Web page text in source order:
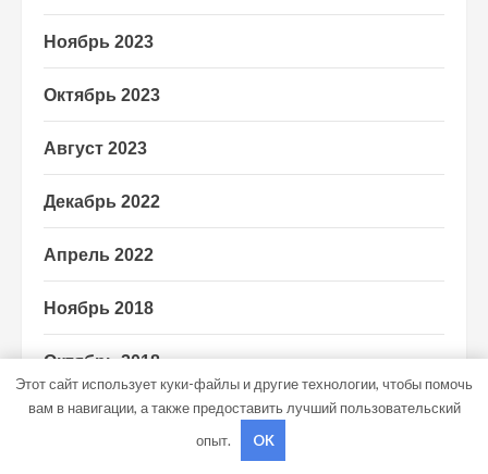
Ноябрь 2023
Октябрь 2023
Август 2023
Декабрь 2022
Апрель 2022
Ноябрь 2018
Октябрь 2018
Сентябрь 2018
Этот сайт использует куки-файлы и другие технологии, чтобы помочь
вам в навигации, а также предоставить лучший пользовательский
опыт.
OK